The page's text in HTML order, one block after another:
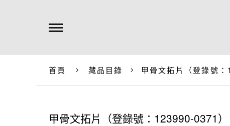
首頁 藏品目錄 甲骨文拓片（登錄號
甲骨文拓片（登錄號：123990-0371）